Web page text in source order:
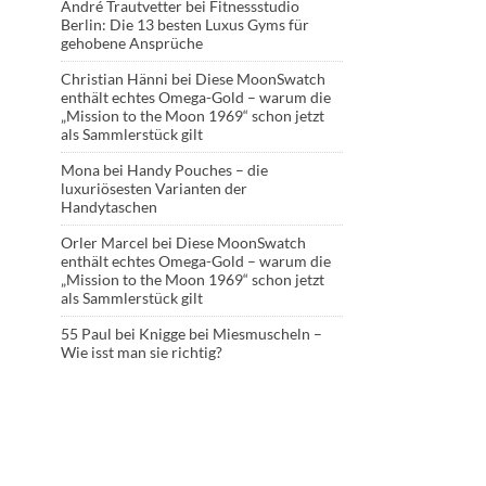
André Trautvetter bei Fitnessstudio
Berlin: Die 13 besten Luxus Gyms für
gehobene Ansprüche
Christian Hänni bei Diese MoonSwatch
enthält echtes Omega-Gold – warum die
„Mission to the Moon 1969“ schon jetzt
als Sammlerstück gilt
Mona bei Handy Pouches – die
luxuriösesten Varianten der
Handytaschen
Orler Marcel bei Diese MoonSwatch
enthält echtes Omega-Gold – warum die
„Mission to the Moon 1969“ schon jetzt
als Sammlerstück gilt
55 Paul bei Knigge bei Miesmuscheln –
Wie isst man sie richtig?